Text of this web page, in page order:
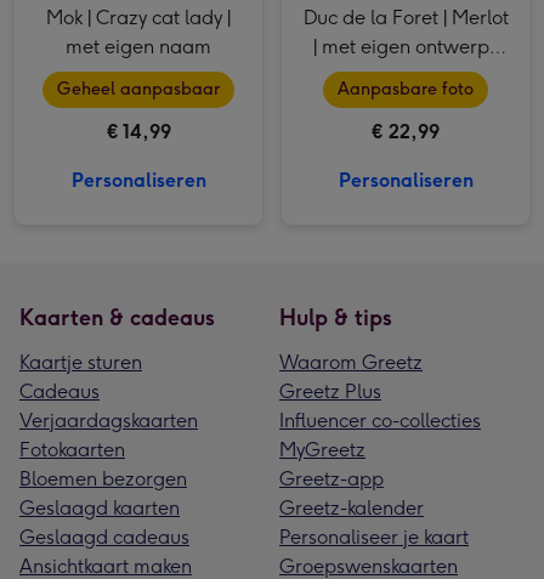
Mok | Crazy cat lady |
met eigen naam
Geheel aanpasbaar
€ 14,99
Personaliseren
Duc de la Foret | Merlot
| met eigen ontwerp |
750 ml
Aanpasbare foto
€ 22,99
Personaliseren
Kaarten & cadeaus
Kaartje sturen
Cadeaus
Verjaardagskaarten
Fotokaarten
Bloemen bezorgen
Geslaagd kaarten
Geslaagd cadeaus
Ansichtkaart maken
Hulp & tips
Waarom Greetz
Greetz Plus
Influencer co-collecties
MyGreetz
Greetz-app
Greetz-kalender
Personaliseer je kaart
Groepswenskaarten